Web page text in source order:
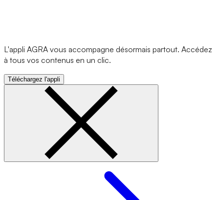
L'appli AGRA vous accompagne désormais partout. Accédez
à tous vos contenus en un clic.
Téléchargez l'appli